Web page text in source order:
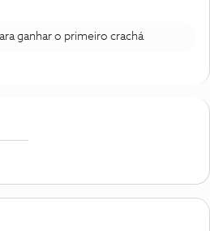
ganhar o primeiro crachá